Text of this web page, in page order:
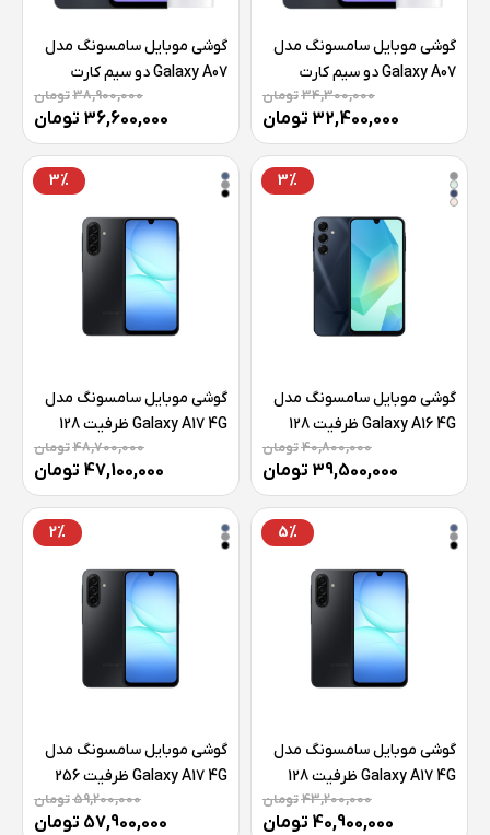
گوشی موبایل سامسونگ مدل
Galaxy A07 دو سیم کارت
ظرفیت 128 گیگابایت و رم 4
گیگابایت به همراه شارژر 25
وات سامسونگ
34,300,000تومان
32,400,000 تومان
گوشی موبایل سامسونگ مدل
Galaxy A07 دو سیم کارت
ظرفیت 128 گیگابایت و رم 6
گیگابایت به همراه شارژر 25
وات سامسونگ
38,900,000تومان
36,600,000 تومان
3%
گوشی موبایل سامسونگ مدل
Galaxy A16 4G ظرفیت 128
گیگابایت رم 4 گیگابایت-
40,800,000تومان
39,500,000 تومان
3%
گوشی موبایل سامسونگ مدل
Galaxy A17 4G ظرفیت 128
48,700,000تومان
47,100,000 تومان
5%
گوشی موبایل سامسونگ مدل
Galaxy A17 4G ظرفیت 128
43,200,000تومان
40,900,000 تومان
2%
گوشی موبایل سامسونگ مدل
Galaxy A17 4G ظرفیت 256
59,200,000تومان
57,900,000 تومان